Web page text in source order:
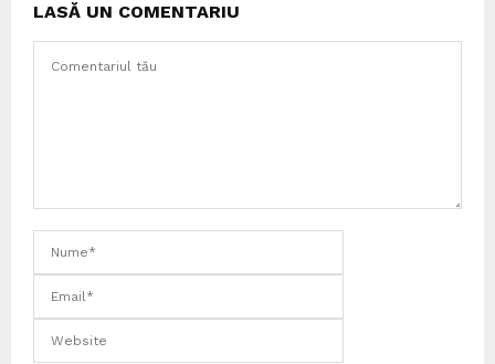
LASĂ UN COMENTARIU